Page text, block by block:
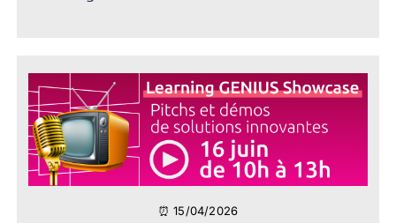
⏰ 15/04/2026